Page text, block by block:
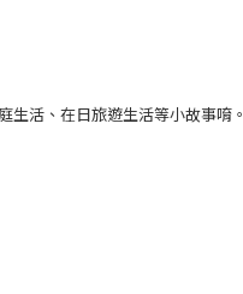
生活、在日旅遊生活等小故事唷。